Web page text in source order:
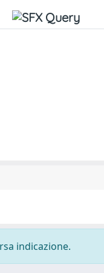
indicazione.